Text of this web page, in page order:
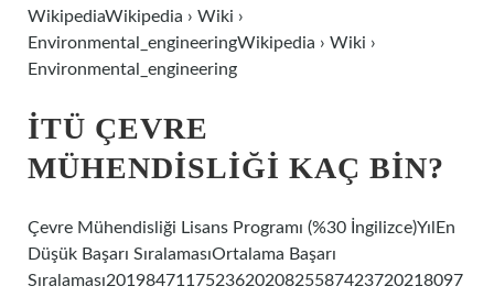
WikipediaWikipedia › Wiki ›
Environmental_engineeringWikipedia › Wiki ›
Environmental_engineering
İTÜ ÇEVRE
MÜHENDISLIĞI KAÇ BIN?
Çevre Mühendisliği Lisans Programı (%30 İngilizce)YılEn
Düşük Başarı SıralamasıOrtalama Başarı
Sıralaması201984711752362020825587423720218097